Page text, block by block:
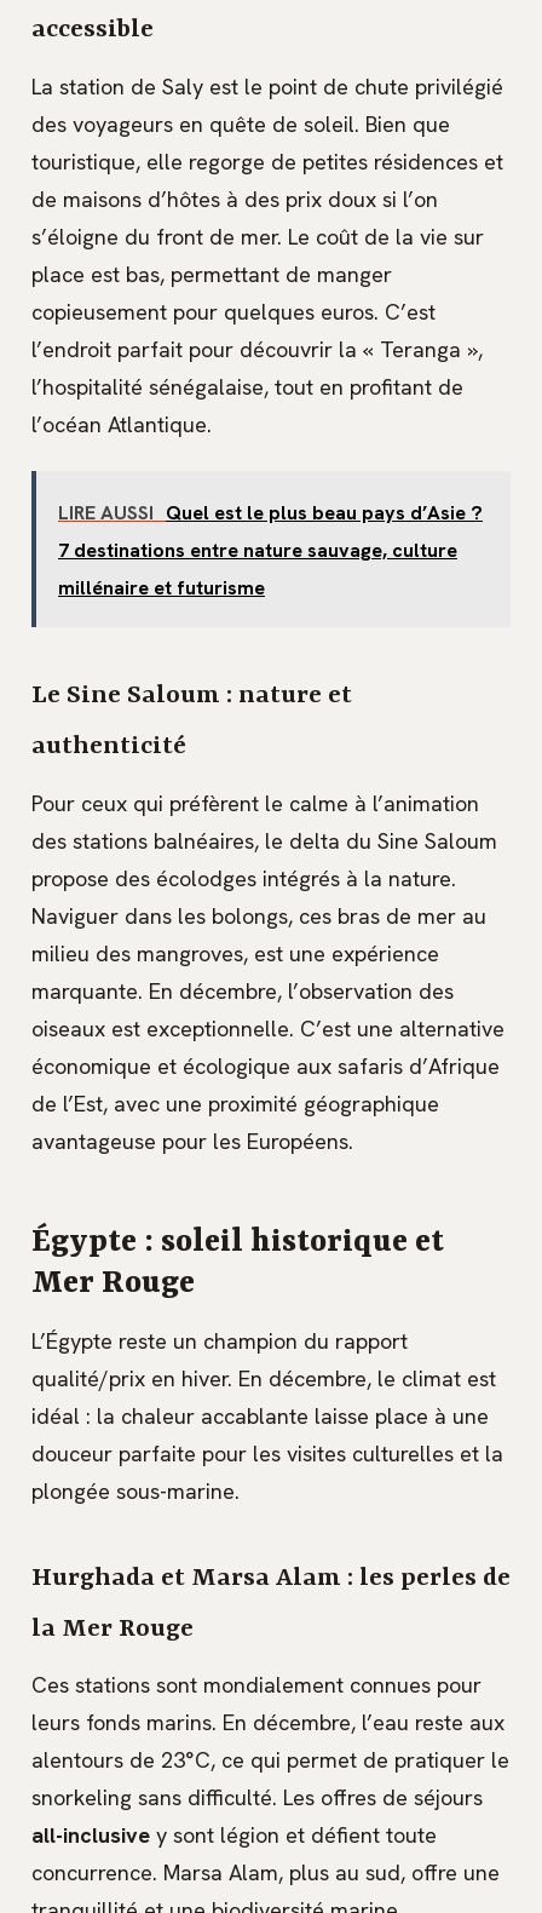
accessible
La station de Saly est le point de chute privilégié
des voyageurs en quête de soleil. Bien que
touristique, elle regorge de petites résidences et
de maisons d’hôtes à des prix doux si l’on
s’éloigne du front de mer. Le coût de la vie sur
place est bas, permettant de manger
copieusement pour quelques euros. C’est
l’endroit parfait pour découvrir la « Teranga »,
l’hospitalité sénégalaise, tout en profitant de
l’océan Atlantique.
LIRE AUSSI Quel est le plus beau pays d’Asie ?
7 destinations entre nature sauvage, culture
millénaire et futurisme
Le Sine Saloum : nature et
authenticité
Pour ceux qui préfèrent le calme à l’animation
des stations balnéaires, le delta du Sine Saloum
propose des écolodges intégrés à la nature.
Naviguer dans les bolongs, ces bras de mer au
milieu des mangroves, est une expérience
marquante. En décembre, l’observation des
oiseaux est exceptionnelle. C’est une alternative
économique et écologique aux safaris d’Afrique
de l’Est, avec une proximité géographique
avantageuse pour les Européens.
Égypte : soleil historique et
Mer Rouge
L’Égypte reste un champion du rapport
qualité/prix en hiver. En décembre, le climat est
idéal : la chaleur accablante laisse place à une
douceur parfaite pour les visites culturelles et la
plongée sous-marine.
Hurghada et Marsa Alam : les perles de
la Mer Rouge
Ces stations sont mondialement connues pour
leurs fonds marins. En décembre, l’eau reste aux
alentours de 23°C, ce qui permet de pratiquer le
snorkeling sans difficulté. Les offres de séjours
all-inclusive y sont légion et défient toute
concurrence. Marsa Alam, plus au sud, offre une